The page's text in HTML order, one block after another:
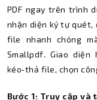
PDF ngay trên trình
nhận diện ký tự quét,
file nhanh chóng
Smallpdf. Giao
kéo‑thả file, chọn
Bước 1: Truy cập và